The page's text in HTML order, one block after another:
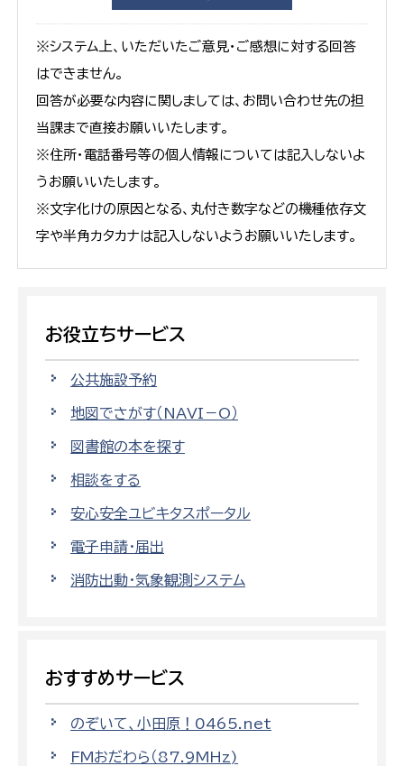
※システム上、いただいたご意見・ご感想に対する回答
はできません。
回答が必要な内容に関しましては、お問い合わせ先の担
当課まで直接お願いいたします。
※住所・電話番号等の個人情報については記入しないよ
うお願いいたします。
※文字化けの原因となる、丸付き数字などの機種依存文
字や半角カタカナは記入しないようお願いいたします。
お役立ちサービス
公共施設予約
地図でさがす（NAVI－O）
図書館の本を探す
相談をする
安心安全ユビキタスポータル
電子申請・届出
消防出動・気象観測システム
おすすめサービス
のぞいて、小田原！0465.net
FMおだわら（87.9MHz)